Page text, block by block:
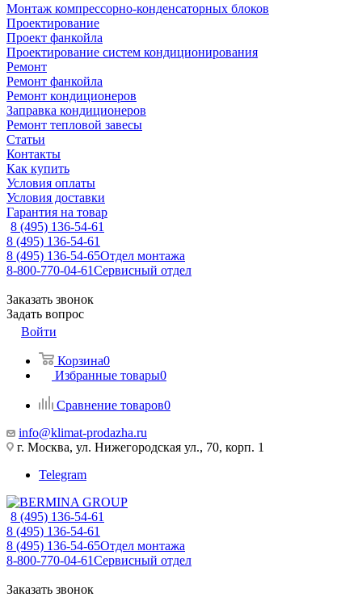
Монтаж компрессорно-конденсаторных блоков
Проектирование
Проект фанкойла
Проектирование систем кондиционирования
Ремонт
Ремонт фанкойла
Ремонт кондиционеров
Заправка кондиционеров
Ремонт тепловой завесы
Статьи
Контакты
Как купить
Условия оплаты
Условия доставки
Гарантия на товар
8 (495) 136-54-61
8 (495) 136-54-61
8 (495) 136-54-65Отдел монтажа
8-800-770-04-61Сервисный отдел
Заказать звонок
Задать вопрос
Войти
Корзина0
Избранные товары0
Сравнение товаров0
info@klimat-prodazha.ru
г. Москва, ул. Нижегородская ул., 70, корп. 1
Telegram
8 (495) 136-54-61
8 (495) 136-54-61
8 (495) 136-54-65Отдел монтажа
8-800-770-04-61Сервисный отдел
Заказать звонок